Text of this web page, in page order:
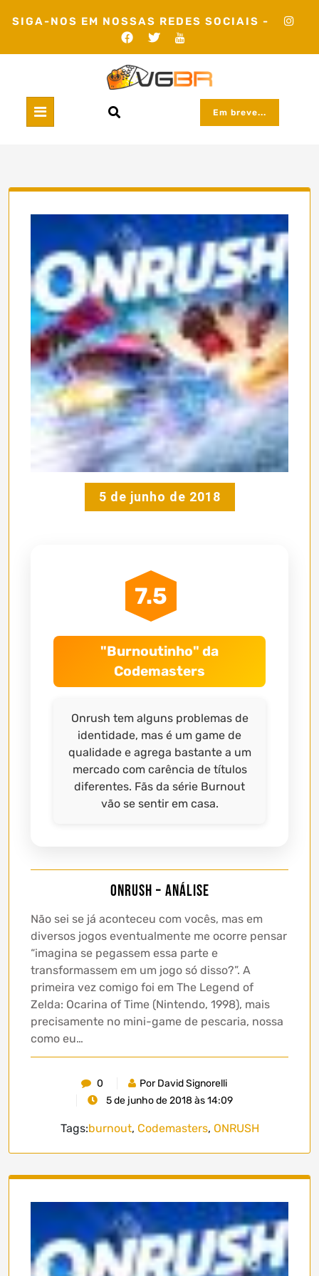
SIGA-NOS EM NOSSAS REDES SOCIAIS -
Em breve...
5 de junho de 2018
7.5
"Burnoutinho" da
Codemasters
Onrush tem alguns problemas de
identidade, mas é um game de
qualidade e agrega bastante a um
mercado com carência de títulos
diferentes. Fãs da série Burnout
vão se sentir em casa.
Onrush – Análise
Não sei se já aconteceu com vocês, mas em
diversos jogos eventualmente me ocorre pensar
“imagina se pegassem essa parte e
transformassem em um jogo só disso?”. A
primeira vez comigo foi em The Legend of
Zelda: Ocarina of Time (Nintendo, 1998), mais
precisamente no mini-game de pescaria, nossa
como eu…
0
Por David Signorelli
5 de junho de 2018 às 14:09
Tags:burnout, Codemasters, ONRUSH